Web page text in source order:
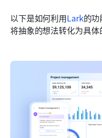
以下是如何利用Lark的
将抽象的想法转化为具体